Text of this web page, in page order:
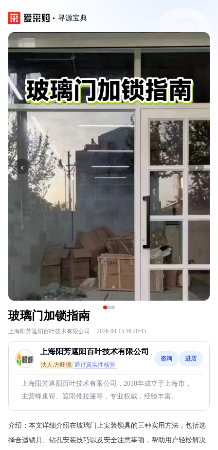
寻源宝典
‹ ›
玻璃门加锁指南
上海阳芳遮阳百叶技术有限公司 · 2026-04-15 16:20:43
上海阳芳遮阳百叶技术有限公司
法人:方旺德 通过真实性核验
咨询 进店
上海阳芳遮阳百叶技术有限公司，2018年成立于上海市，
主营蜂巢帘、遮阳推拉篷等，专业权威，经验丰富。
介绍： 本文详细介绍在玻璃门上安装锁具的三种实用方法，包括选
择合适锁具、钻孔安装技巧以及安全注意事项，帮助用户轻松解决